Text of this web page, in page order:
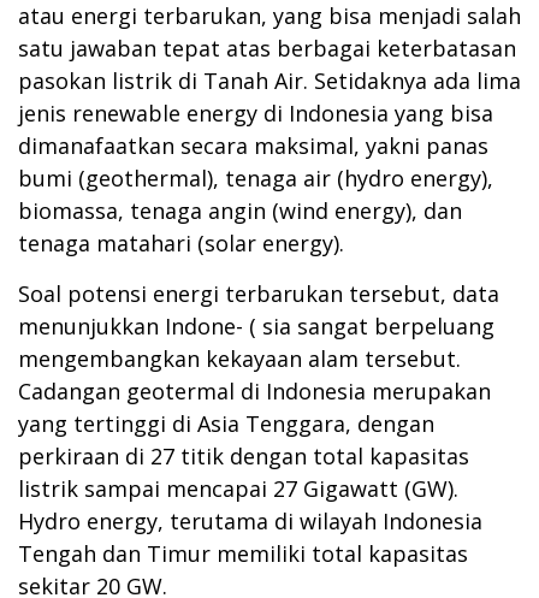
atau energi terbarukan, yang bisa menjadi salah
satu jawaban tepat atas berbagai keterbatasan
pasokan listrik di Tanah Air. Setidaknya ada lima
jenis renewable energy di Indonesia yang bisa
dimanafaatkan secara maksimal, yakni panas
bumi (geothermal), tenaga air (hydro energy),
biomassa, tenaga angin (wind energy), dan
tenaga matahari (solar energy).
Soal potensi energi terbarukan tersebut, data
menunjukkan Indone- ( sia sangat berpeluang
mengembangkan kekayaan alam tersebut.
Cadangan geotermal di Indonesia merupakan
yang tertinggi di Asia Tenggara, dengan
perkiraan di 27 titik dengan total kapasitas
listrik sampai mencapai 27 Gigawatt (GW).
Hydro energy, terutama di wilayah Indonesia
Tengah dan Timur memiliki total kapasitas
sekitar 20 GW.